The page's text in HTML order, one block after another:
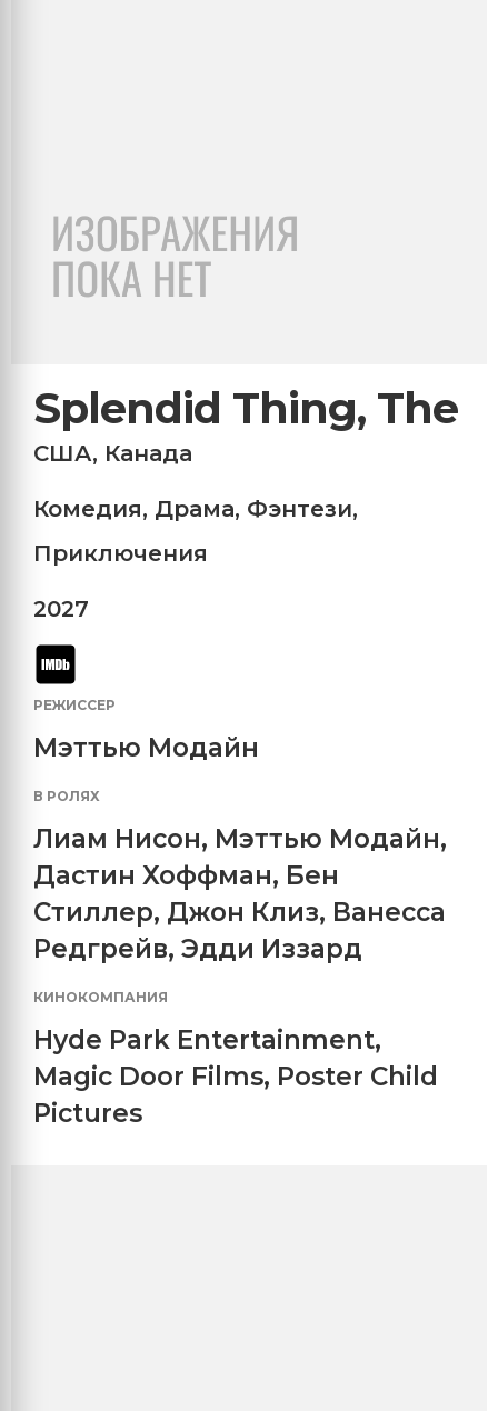
Splendid Thing, The
США, Канада
Комедия, Драма, Фэнтези,
Приключения
2027
РЕЖИССЕР
Мэттью Модайн
В РОЛЯХ
Лиам Нисон, Мэттью Модайн,
Дастин Хоффман, Бен
Стиллер, Джон Клиз, Ванесса
Редгрейв, Эдди Иззард
КИНОКОМПАНИЯ
Hyde Park Entertainment,
Magic Door Films, Poster Child
Pictures